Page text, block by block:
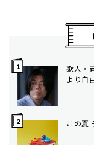
歌人・
より自
この夏